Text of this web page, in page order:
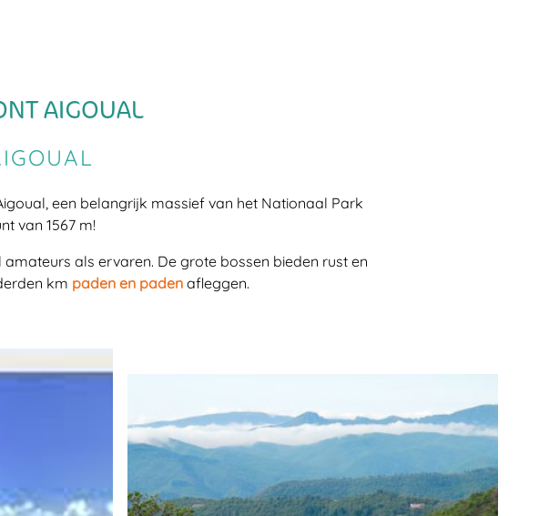
AIGOUAL
een belangrijk massief van het Nationaal Park
van 1567 m!
amateurs als ervaren. De grote bossen bieden rust en
km paden en padenafleggen.